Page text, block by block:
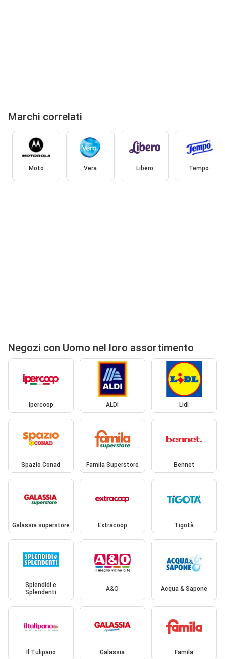
Marchi correlati
Moto Vera Libero Tempo
Negozi con Uomo nel loro assortimento
Ipercoop ALDI Lidl
Spazio Conad Famila Superstore Bennet
Galassia superstore Extracoop Tigotà
Splendidi e
Splendenti
A&O Acqua & Sapone
Il Tulipano Galassia Famila